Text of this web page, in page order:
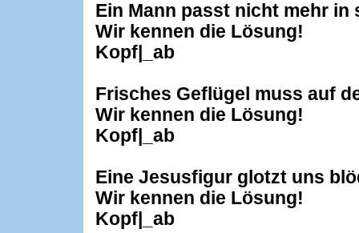
Ein Mann passt nicht mehr in
Wir kennen die Lösung!
Kopf|_ab
Frisches Geflügel muss auf
Wir kennen die Lösung!
Kopf|_ab
Eine Jesusfigur glotzt uns
Wir kennen die Lösung!
Kopf|_ab